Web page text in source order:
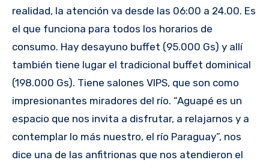
realidad, la atención va desde las 06:00 a 24.00. Es
el que funciona para todos los horarios de
consumo. Hay desayuno buffet (95.000 Gs) y allí
también tiene lugar el tradicional buffet dominical
(198.000 Gs). Tiene salones VIPS, que son como
impresionantes miradores del río. “Aguapé es un
espacio que nos invita a disfrutar, a relajarnos y a
contemplar lo más nuestro, el río Paraguay”, nos
dice una de las anfitrionas que nos atendieron el